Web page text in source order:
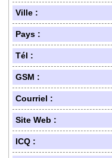
Ville :
Pays :
Tél :
GSM :
Courriel :
Site Web :
ICQ :